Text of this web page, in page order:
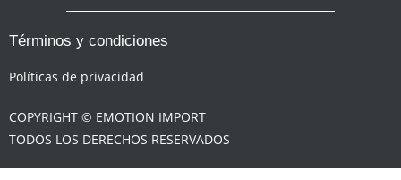
Términos y condiciones
Políticas de privacidad
COPYRIGHT © EMOTION IMPORT
TODOS LOS DERECHOS RESERVADOS